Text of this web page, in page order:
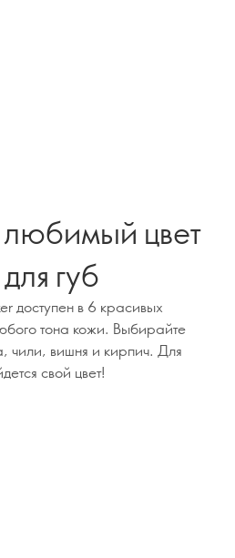
цвет
губ
доступен в 6 красивых
тона кожи. Выбирайте
чили, вишня и кирпич. Для
свой цвет!